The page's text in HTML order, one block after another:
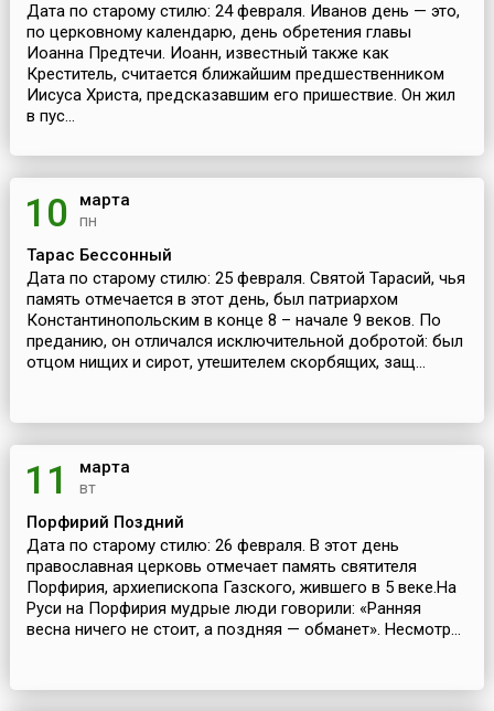
Дата по старому стилю: 24 февраля. Иванов день — это,
по церковному календарю, день обретения главы
Иоанна Предтечи. Иоанн, известный также как
Креститель, считается ближайшим предшественником
Иисуса Христа, предсказавшим его пришествие. Он жил
в пус...
10 марта
пн
Тарас Бессонный
Дата по старому стилю: 25 февраля. Святой Тарасий, чья
память отмечается в этот день, был патриархом
Константинопольским в конце 8 – начале 9 веков. По
преданию, он отличался исключительной добротой: был
отцом нищих и сирот, утешителем скорбящих, защ...
11 марта
вт
Порфирий Поздний
Дата по старому стилю: 26 февраля. В этот день
православная церковь отмечает память святителя
Порфирия, архиепископа Газского, жившего в 5 веке.На
Руси на Порфирия мудрые люди говорили: «Ранняя
весна ничего не стоит, а поздняя — обманет». Несмотр...